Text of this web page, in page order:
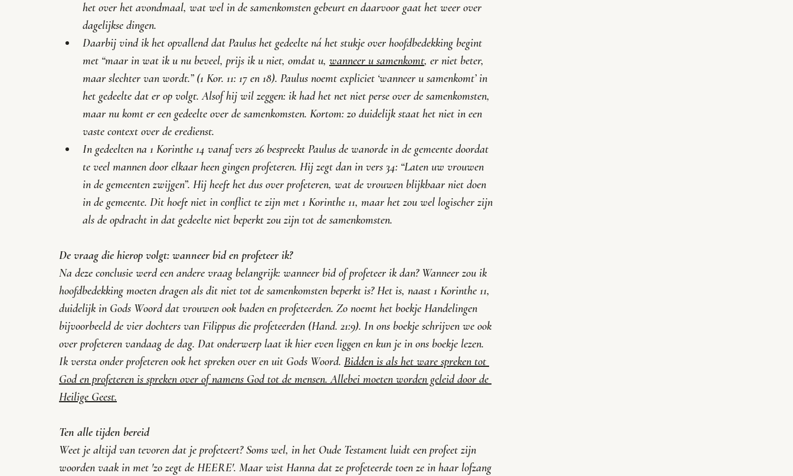
het over het avondmaal, wat wel in de samenkomsten gebeurt en daarvoor gaat het weer over
dagelijkse dingen.
Daarbij vind ik het opvallend dat Paulus het gedeelte ná het stukje over hoofdbedekking begint
met “maar in wat ik u nu beveel, prijs ik u niet, omdat u, wanneer u samenkomt, er niet beter,
maar slechter van wordt.” (1 Kor. 11: 17 en 18). Paulus noemt expliciet ‘wanneer u samenkomt’ in
het gedeelte dat er op volgt. Alsof hij wil zeggen: ik had het net niet perse over de samenkomsten,
maar nu komt er een gedeelte over de samenkomsten. Kortom: zo duidelijk staat het niet in een
vaste context over de eredienst.
In gedeelten na 1 Korinthe 14 vanaf vers 26 bespreekt Paulus de wanorde in de gemeente doordat
te veel mannen door elkaar heen gingen profeteren. Hij zegt dan in vers 34: “Laten uw vrouwen
in de gemeenten zwijgen”. Hij heeft het dus over profeteren, wat de vrouwen blijkbaar niet doen
in de gemeente. Dit hoeft niet in conflict te zijn met 1 Korinthe 11, maar het zou wel logischer zijn
als de opdracht in dat gedeelte niet beperkt zou zijn tot de samenkomsten.
De vraag die hierop volgt: wanneer bid en profeteer ik?
Na deze conclusie werd een andere vraag belangrijk: wanneer bid of profeteer ik dan? Wanneer zou ik
hoofdbedekking moeten dragen als dit niet tot de samenkomsten beperkt is? Het is, naast 1 Korinthe 11,
duidelijk in Gods Woord dat vrouwen ook baden en profeteerden. Zo noemt het boekje Handelingen
bijvoorbeeld de vier dochters van Filippus die profeteerden (Hand. 21:9). In ons boekje schrijven we ook
over profeteren vandaag de dag. Dat onderwerp laat ik hier even liggen en kun je in ons boekje lezen.
Ik versta onder profeteren ook het spreken over en uit Gods Woord. Bidden is als het ware spreken tot
God en profeteren is spreken over of namens God tot de mensen. Allebei moeten worden geleid door de
Heilige Geest.
Ten alle tijden bereid
Weet je altijd van tevoren dat je profeteert? Soms wel, in het Oude Testament luidt een profeet zijn
woorden vaak in met 'zo zegt de HEERE'. Maar wist Hanna dat ze profeteerde toen ze in haar lofzang